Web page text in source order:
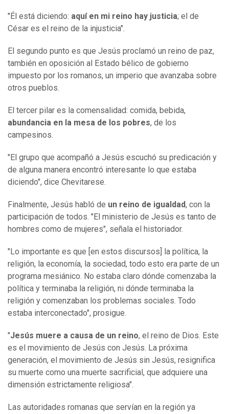
"Él está diciendo: aquí en mi reino hay justicia; el de
César es el reino de la injusticia".
El segundo punto es que Jesús proclamó un reino de paz,
también en oposición al Estado bélico de gobierno
impuesto por los romanos, un imperio que avanzaba sobre
otros pueblos.
El tercer pilar es la comensalidad: comida, bebida,
abundancia en la mesa de los pobres, de los
campesinos.
"El grupo que acompañó a Jesús escuchó su predicación y
de alguna manera encontró interesante lo que estaba
diciendo", dice Chevitarese.
Finalmente, Jesús habló de un reino de igualdad, con la
participación de todos. "El ministerio de Jesús es tanto de
hombres como de mujeres", señala el historiador.
"Lo importante es que [en estos discursos] la política, la
religión, la economía, la sociedad, todo esto era parte de un
programa mesiánico. No estaba claro dónde comenzaba la
política y terminaba la religión, ni dónde terminaba la
religión y comenzaban los problemas sociales. Todo
estaba interconectado", prosigue.
"Jesús muere a causa de un reino, el reino de Dios. Este
es el movimiento de Jesús con Jesús. La próxima
generación, el movimiento de Jesús sin Jesús, resignifica
su muerte como una muerte sacrificial, que adquiere una
dimensión estrictamente religiosa".
Las autoridades romanas que servían en la región ya